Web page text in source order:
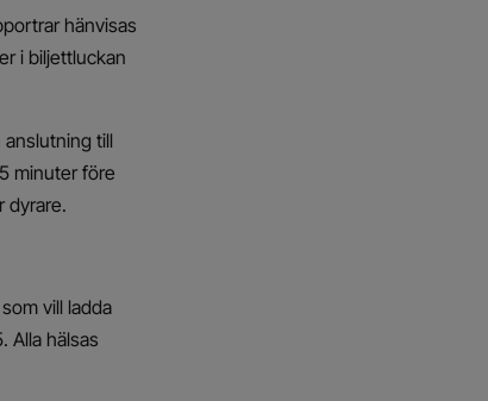
hänvisas
i biljettluckan
till
minuter före
dyrare.
vill ladda
Alla hälsas